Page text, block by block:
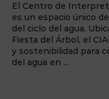
El Centro de
es un espacio único
del ciclo del agua.
Fiesta del Árbol, el
y sostenibilidad para
del agua en ...